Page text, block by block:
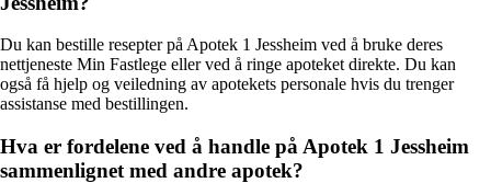
Du kan bestille resepter på Apotek 1 Jessheim ved å bruke deres
nettjeneste Min Fastlege eller ved å ringe apoteket direkte. Du kan
også få hjelp og veiledning av apotekets personale hvis du trenger
assistanse med bestillingen.
Hva er fordelene ved å handle på Apotek 1 Jessheim
sammenlignet med andre apotek?